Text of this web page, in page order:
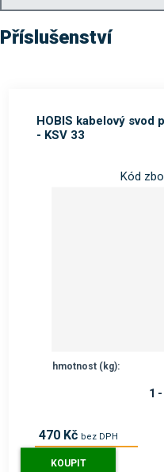
Příslušenství
HOBIS kabelový svod
- KSV 33
Kód
hmotnost (kg):
470 Kč bez DPH
1
KOUPIT